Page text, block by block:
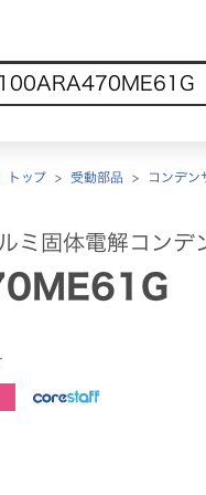
トップ > 受動部品 > コンデン
ミ固体電解コンデ